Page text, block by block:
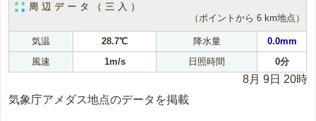
周辺データ（三入）
（ポイントから 6 km地点）
気温 28.7℃ 降水量
0.0mm
風速
1m/s 日照時間 0分
8月 9日 20時
気象庁アメダス地点のデータを掲載